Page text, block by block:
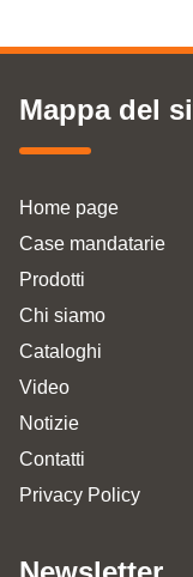
Mappa del
Home page
Case mandatarie
Prodotti
Chi siamo
Cataloghi
Video
Notizie
Contatti
Privacy Policy